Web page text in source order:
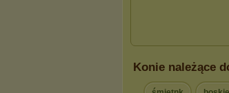
Konie należące